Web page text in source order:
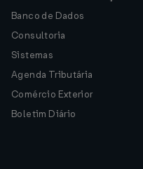
Banco de Dados
Consultoria
Sistemas
Agenda Tributária
Comércio Exterior
Boletim Diário